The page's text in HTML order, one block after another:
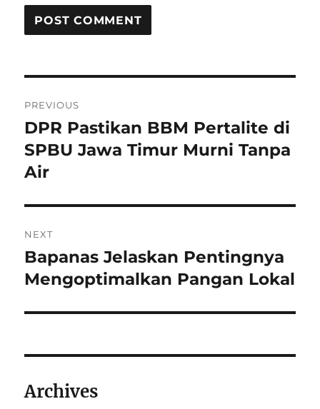
o
s
t
n
a
v
a
t
PREVIOUS
P
r
e
i
s
p
DPR Pastikan BBM Pertalite di
SPBU Jawa Timur Murni Tanpa
Air
NEXT
N
e
t
o
t
Bapanas Jelaskan Pentingnya
Mengoptimalkan Pangan Lokal
Archives